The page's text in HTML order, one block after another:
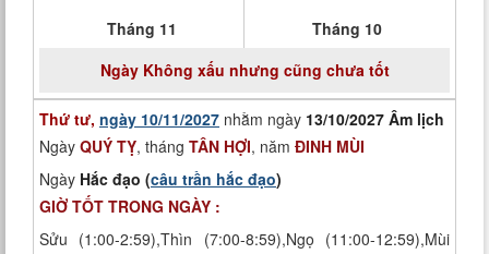
Tháng 11
Tháng 10
NgàyKhông xấu nhưng cũng chưa tốt
Thứ tư, ngày 10/11/2027 nhằm ngày 13/10/2027 Âm lịch
Ngày QUÝ TỴ, tháng TÂN HỢI, năm ĐINH MÙI
Ngày Hắc đạo (câu trần hắc đạo)
GIỜ TỐT TRONG NGÀY :
Sửu (1:00-2:59),Thìn (7:00-8:59),Ngọ (11:00-12:59),Mùi